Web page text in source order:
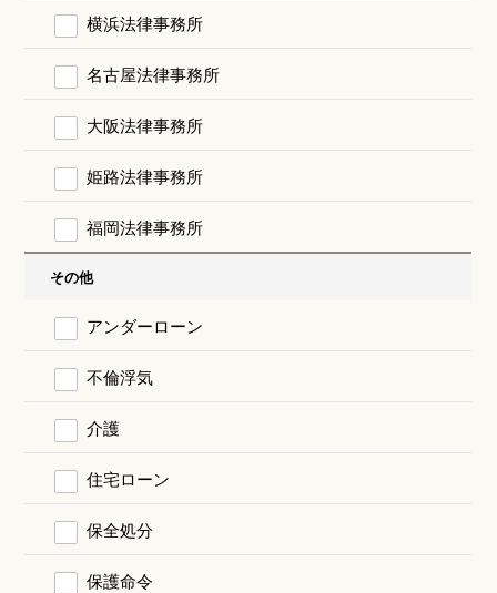
横浜法律事務所
名古屋法律事務所
大阪法律事務所
姫路法律事務所
福岡法律事務所
その他
アンダーローン
不倫浮気
介護
住宅ローン
保全処分
保護命令